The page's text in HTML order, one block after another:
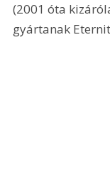
(2001 óta
gyártanak